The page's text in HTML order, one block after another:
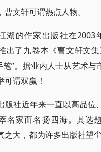
曹文轩可谓热点人物。
湖的作家出版社在2003
出了九卷本《曹文轩文
笔”。据业内人士从艺术与
可谓双赢！
版社近年来一直以高品位
名家而名扬四海。其选
之大，都为许多出版社望尘